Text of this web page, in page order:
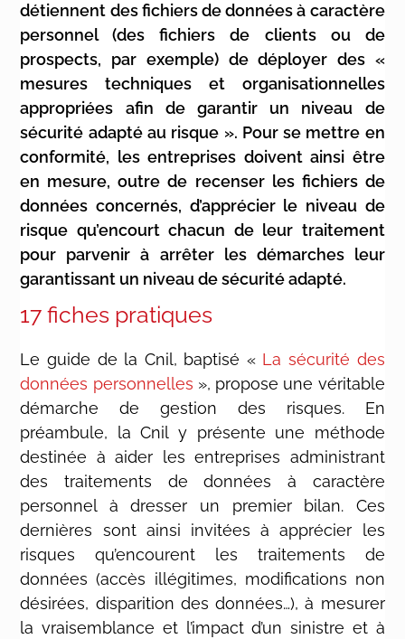
détiennent des fichiers de données à caractère
personnel (des fichiers de clients ou de
prospects, par exemple) de déployer des «
mesures techniques et organisationnelles
appropriées afin de garantir un niveau de
sécurité adapté au risque ». Pour se mettre en
conformité, les entreprises doivent ainsi être
en mesure, outre de recenser les fichiers de
données concernés, d’apprécier le niveau de
risque qu’encourt chacun de leur traitement
pour parvenir à arrêter les démarches leur
garantissant un niveau de sécurité adapté.
17 fiches pratiques
Le guide de la Cnil, baptisé « La sécurité des
données personnelles », propose une véritable
démarche de gestion des risques. En
préambule, la Cnil y présente une méthode
destinée à aider les entreprises administrant
des traitements de données à caractère
personnel à dresser un premier bilan. Ces
dernières sont ainsi invitées à apprécier les
risques qu’encourent les traitements de
données (accès illégitimes, modifications non
désirées, disparition des données…), à mesurer
la vraisemblance et l’impact d’un sinistre et à